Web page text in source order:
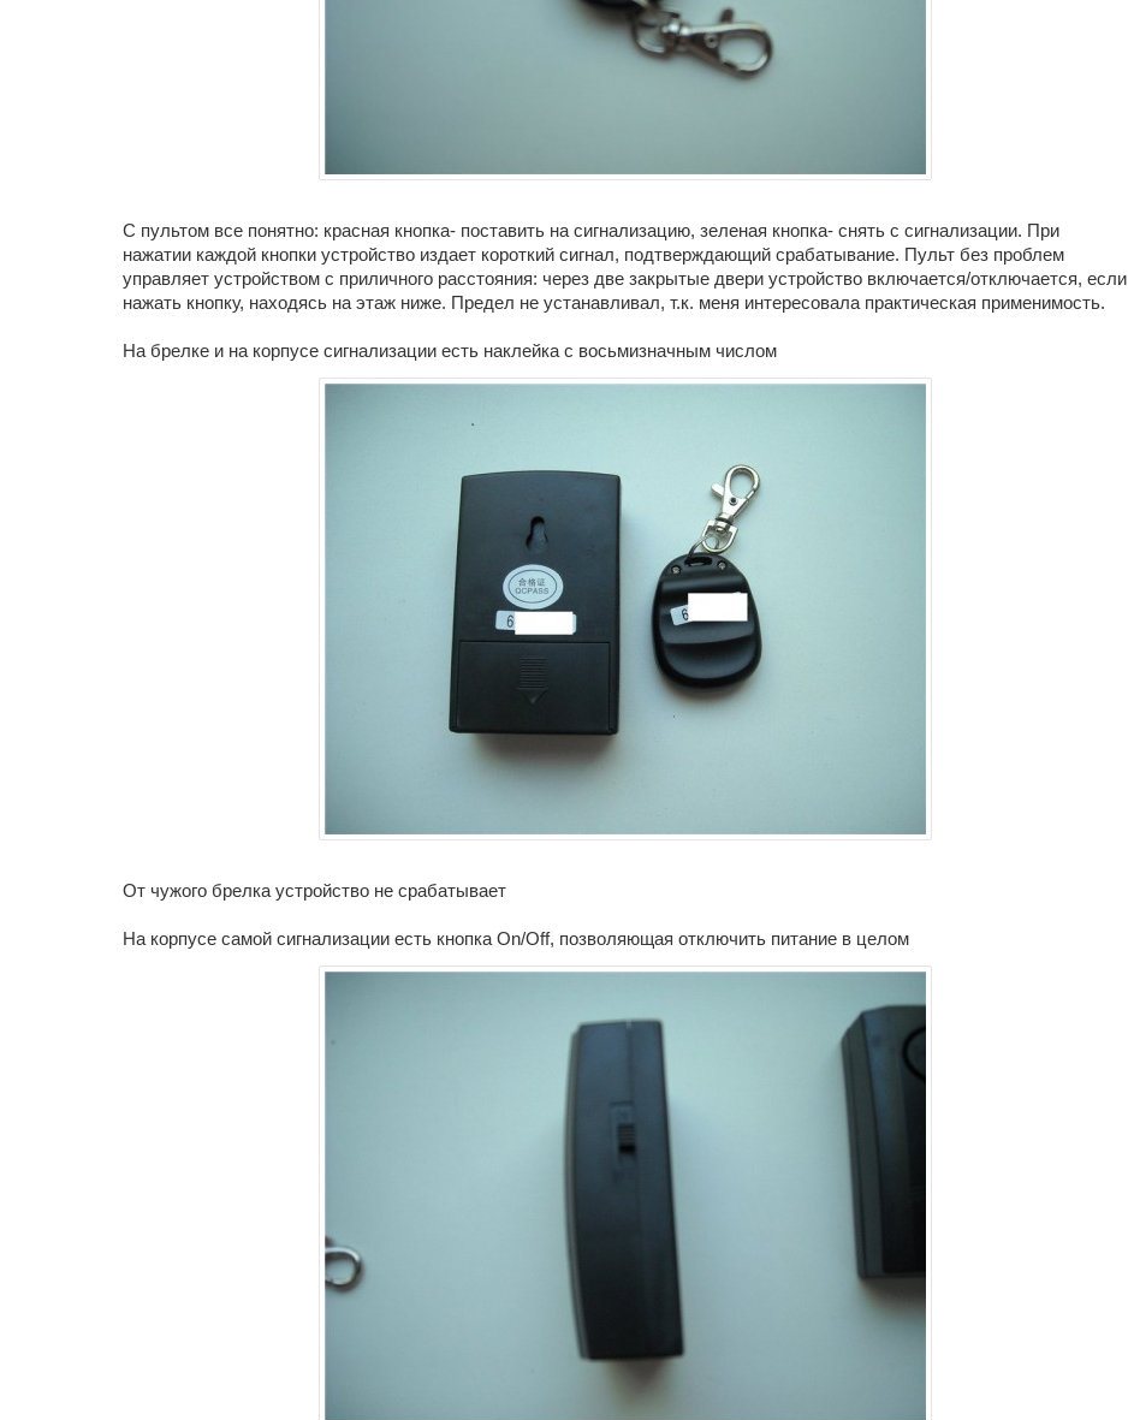
С пультом все понятно: красная кнопка- поставить на сигнализацию, зеленая кнопка- снять с сигнализации. При
нажатии каждой кнопки устройство издает короткий сигнал, подтверждающий срабатывание. Пульт без проблем
управляет устройством с приличного расстояния: через две закрытые двери устройство включается/отключается, если
нажать кнопку, находясь на этаж ниже. Предел не устанавливал, т.к. меня интересовала практическая применимость.
На брелке и на корпусе сигнализации есть наклейка с восьмизначным числом
От чужого брелка устройство не срабатывает
На корпусе самой сигнализации есть кнопка On/Off, позволяющая отключить питание в целом